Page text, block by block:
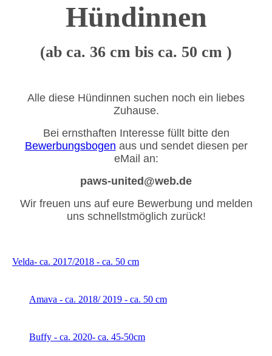
Hündinnen
(ab ca. 36 cm bis ca. 50 cm )
Alle diese Hündinnen suchen noch ein liebes
Zuhause.
Bei ernsthaften Interesse füllt bitte den
Bewerbungsbogen aus und sendet diesen per
eMail an:
paws-united@web.de
Wir freuen uns auf eure Bewerbung und melden
uns schnellstmöglich zurück!
Velda- ca. 2017/2018 - ca. 50 cm
Amava - ca. 2018/ 2019 - ca. 50 cm
Buffy - ca. 2020- ca. 45-50cm